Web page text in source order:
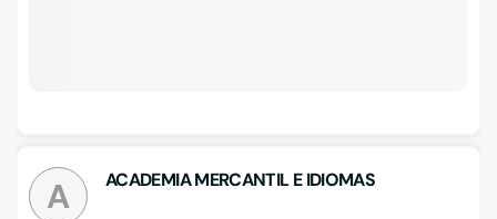
A ACADEMIA MERCANTIL E IDIOMAS